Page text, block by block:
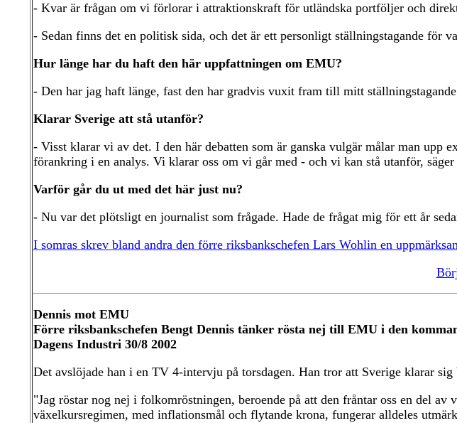
- Kvar är frågan om vi förlorar i attraktionskraft för utländska portföljer och
- Sedan finns det en politisk sida, och det är ett personligt ställningstagande
Hur länge har du haft den här uppfattningen om EMU?
- Den har jag haft länge, fast den har gradvis vuxit fram till mitt
Klarar Sverige att stå utanför?
- Visst klarar vi av det. I den här debatten som är ganska vulgär målar man upp
förankring i en analys. Vi klarar oss om vi går med - och vi kan stå utanför, säger
Varför går du ut med det här just nu?
- Nu var det plötsligt en journalist som frågade. Hade de frågat mig för ett år
I somras skrev bland andra den förre riksbankschefen Lars Wohlin en
Dennis mot EMU
Förre riksbankschefen Bengt Dennis tänker rösta nej till EMU i den
Dagens Industri 30/8 2002
Det avslöjade han i en TV 4-intervju på torsdagen. Han tror att Sverige klarar
"Jag röstar nog nej i folkomröstningen, beroende på att den fråntar oss en del
växelkursregimen, med inflationsmål och flytande krona, fungerar alldeles